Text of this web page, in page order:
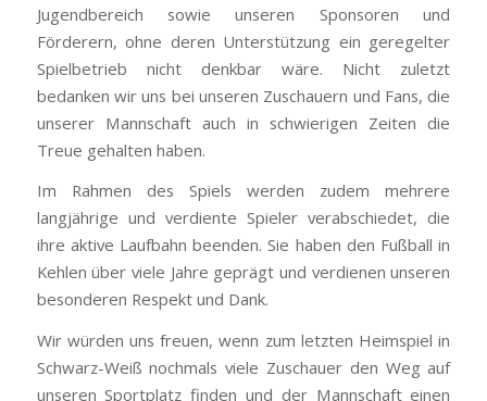
Jugendbereich sowie unseren Sponsoren und
Förderern, ohne deren Unterstützung ein geregelter
Spielbetrieb nicht denkbar wäre. Nicht zuletzt
bedanken wir uns bei unseren Zuschauern und Fans, die
unserer Mannschaft auch in schwierigen Zeiten die
Treue gehalten haben.
Im Rahmen des Spiels werden zudem mehrere
langjährige und verdiente Spieler verabschiedet, die
ihre aktive Laufbahn beenden. Sie haben den Fußball in
Kehlen über viele Jahre geprägt und verdienen unseren
besonderen Respekt und Dank.
Wir würden uns freuen, wenn zum letzten Heimspiel in
Schwarz-Weiß nochmals viele Zuschauer den Weg auf
unseren Sportplatz finden und der Mannschaft einen